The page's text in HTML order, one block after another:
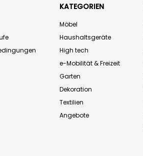
KATEGORIEN
Möbel
Haushaltsgeräte
High tech
e-Mobilität & Freizeit
Garten
Dekoration
Textilien
Angebote